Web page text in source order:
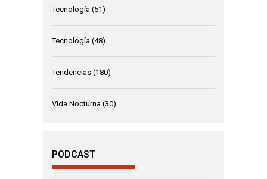
Tecnología (51)
Tecnología (48)
Tendencias (180)
Vida Nocturna (30)
PODCAST